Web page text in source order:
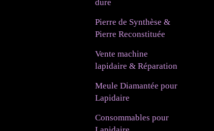
dure
Pierre de Synthèse &
Pierre Reconstituée
Vente machine
lapidaire & Réparation
Meule Diamantée pour
Lapidaire
Consommables pour